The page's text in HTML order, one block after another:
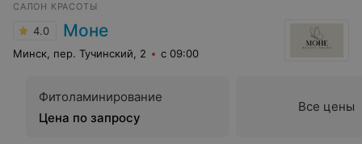
САЛОН КРАСОТЫ
4.0 Моне
Минск, пер. Тучинский, 2 с 09:00
Фитоламинирование
Цена по запросу
Все цены